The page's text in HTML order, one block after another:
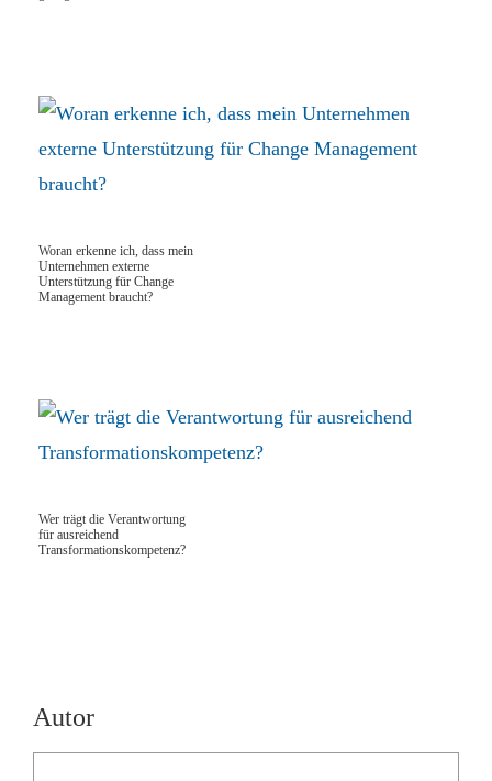
Woran erkenne ich, dass mein
Unternehmen externe
Unterstützung für Change
Management braucht?
Wer trägt die Verantwortung
für ausreichend
Transformationskompetenz?
Autor